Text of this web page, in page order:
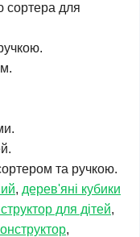
сортера для
та ручкою.
, дерев'яні кубики
для дітей,
,